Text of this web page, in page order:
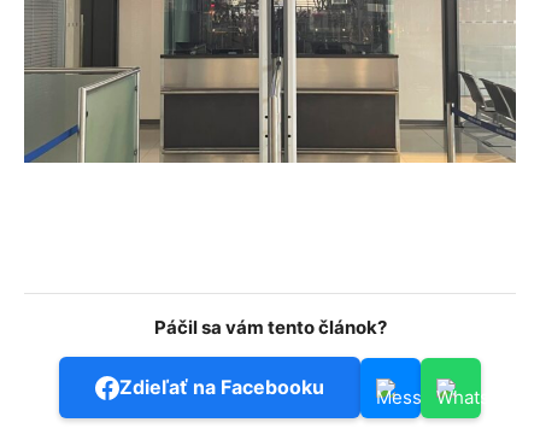
Páčil sa vám tento článok?
Zdieľať na Facebooku